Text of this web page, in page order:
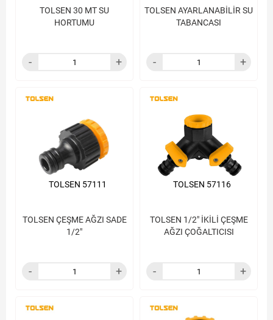
TOLSEN 30 MT SU
HORTUMU
TOLSEN AYARLANABİLİR SU
TABANCASI
TOLSEN ÇEŞME AĞZI SADE
1/2"
TOLSEN 57111
TOLSEN 1/2" İKİLİ ÇEŞME
AĞZI ÇOĞALTICISI
TOLSEN 57116